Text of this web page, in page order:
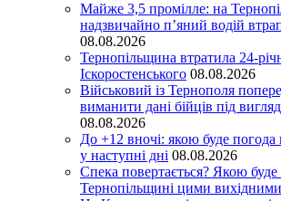
Майже 3,5 промілле: на
надзвичайно п’яний водій
08.08.2026
Тернопільщина втратила 24-
Іскоростенського 08.08.2026
Військовий із Тернополя
виманити дані бійців під
08.08.2026
До +12 вночі: якою буде погода
у наступні дні 08.08.2026
Спека повертається? Якою буде
Тернопільщині цими вихідними